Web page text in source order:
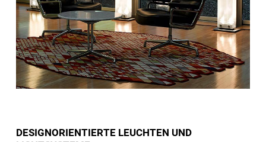
DESIGNORIENTIERTE LEUCHTEN UND